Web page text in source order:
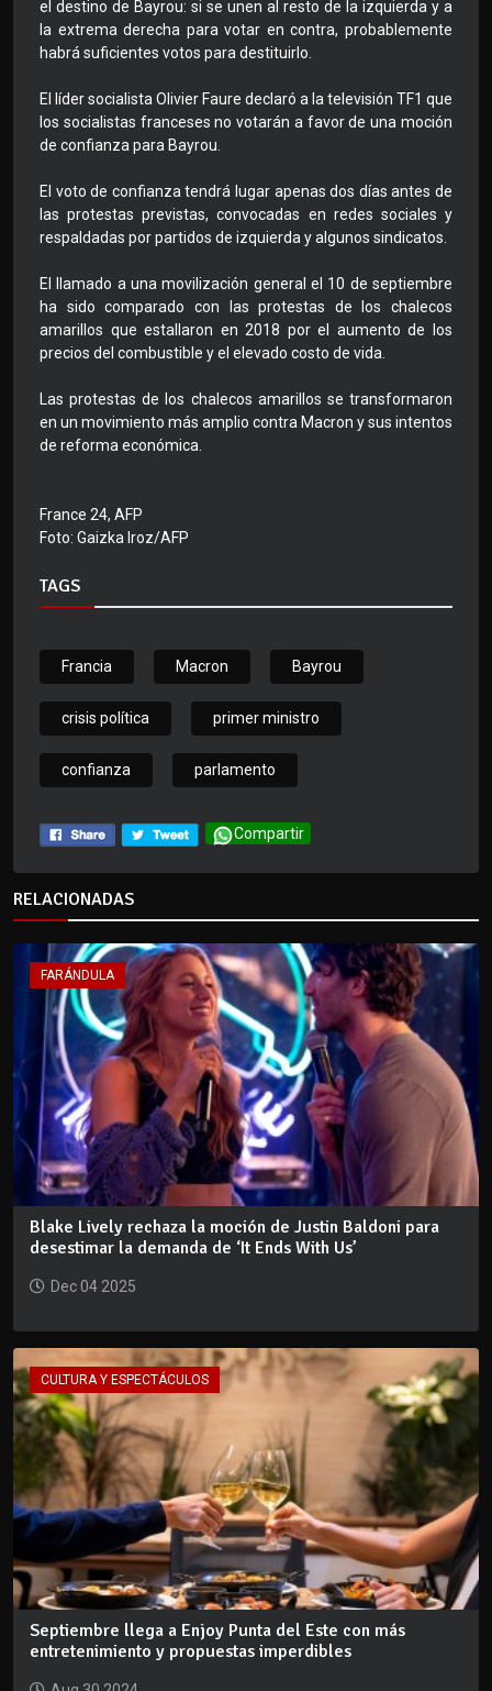
el destino de Bayrou: si se unen al resto de la izquierda y a
la extrema derecha para votar en contra, probablemente
habrá suficientes votos para destituirlo.
El líder socialista Olivier Faure declaró a la televisión TF1 que
los socialistas franceses no votarán a favor de una moción
de confianza para Bayrou.
El voto de confianza tendrá lugar apenas dos días antes de
las protestas previstas, convocadas en redes sociales y
respaldadas por partidos de izquierda y algunos sindicatos.
El llamado a una movilización general el 10 de septiembre
ha sido comparado con las protestas de los chalecos
amarillos que estallaron en 2018 por el aumento de los
precios del combustible y el elevado costo de vida.
Las protestas de los chalecos amarillos se transformaron
en un movimiento más amplio contra Macron y sus intentos
de reforma económica.
France 24, AFP
Foto: Gaizka Iroz/AFP
TAGS
Francia Macron Bayrou
crisis política primer ministro
confianza parlamento
Compartir
RELACIONADAS
FARÁNDULA
Blake Lively rechaza la moción de Justin Baldoni para
desestimar la demanda de ‘It Ends With Us’
Dec 04 2025
CULTURA Y ESPECTÁCULOS
Septiembre llega a Enjoy Punta del Este con más
entretenimiento y propuestas imperdibles